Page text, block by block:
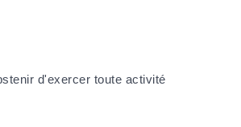
d'exercer toute activité